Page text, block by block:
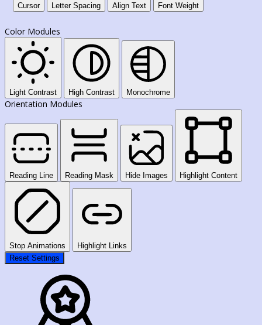
Cursor Letter Spacing Align Text Font Weight
Color Modules
Light Contrast High Contrast Monochrome
Orientation Modules
Reading Line Reading Mask Hide Images Highlight Content
Stop Animations
Highlight Links
Reset Settings